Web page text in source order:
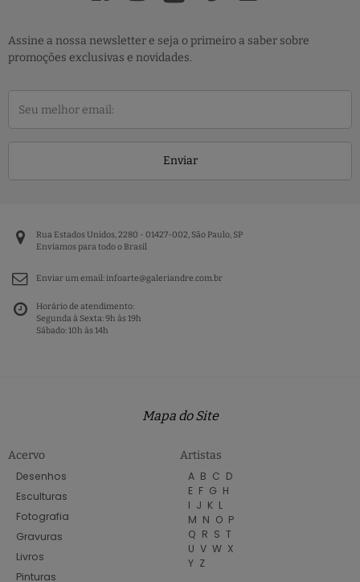
Assine a nossa newsletter e seja o primeiro a saber sobre
promoções exclusivas e novidades.
Enviar
Rua Estados Unidos, 2280 - 01427-002, São Paulo, SP
Enviamos para todo o Brasil
Enviar um email:infoarte@galeriandre.com.br
Horário de atendimento:
Segunda à Sexta: 9h às 19h
Sábado: 10h às 14h
Mapa do Site
Acervo
Desenhos
Esculturas
Fotografia
Gravuras
Livros
Pinturas
Artistas
A B C D
E F G H
I J K L
M N O P
Q R S T
U V W X
Y Z